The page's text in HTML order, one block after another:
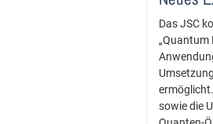
Das JSC
„Quantum
sowie die